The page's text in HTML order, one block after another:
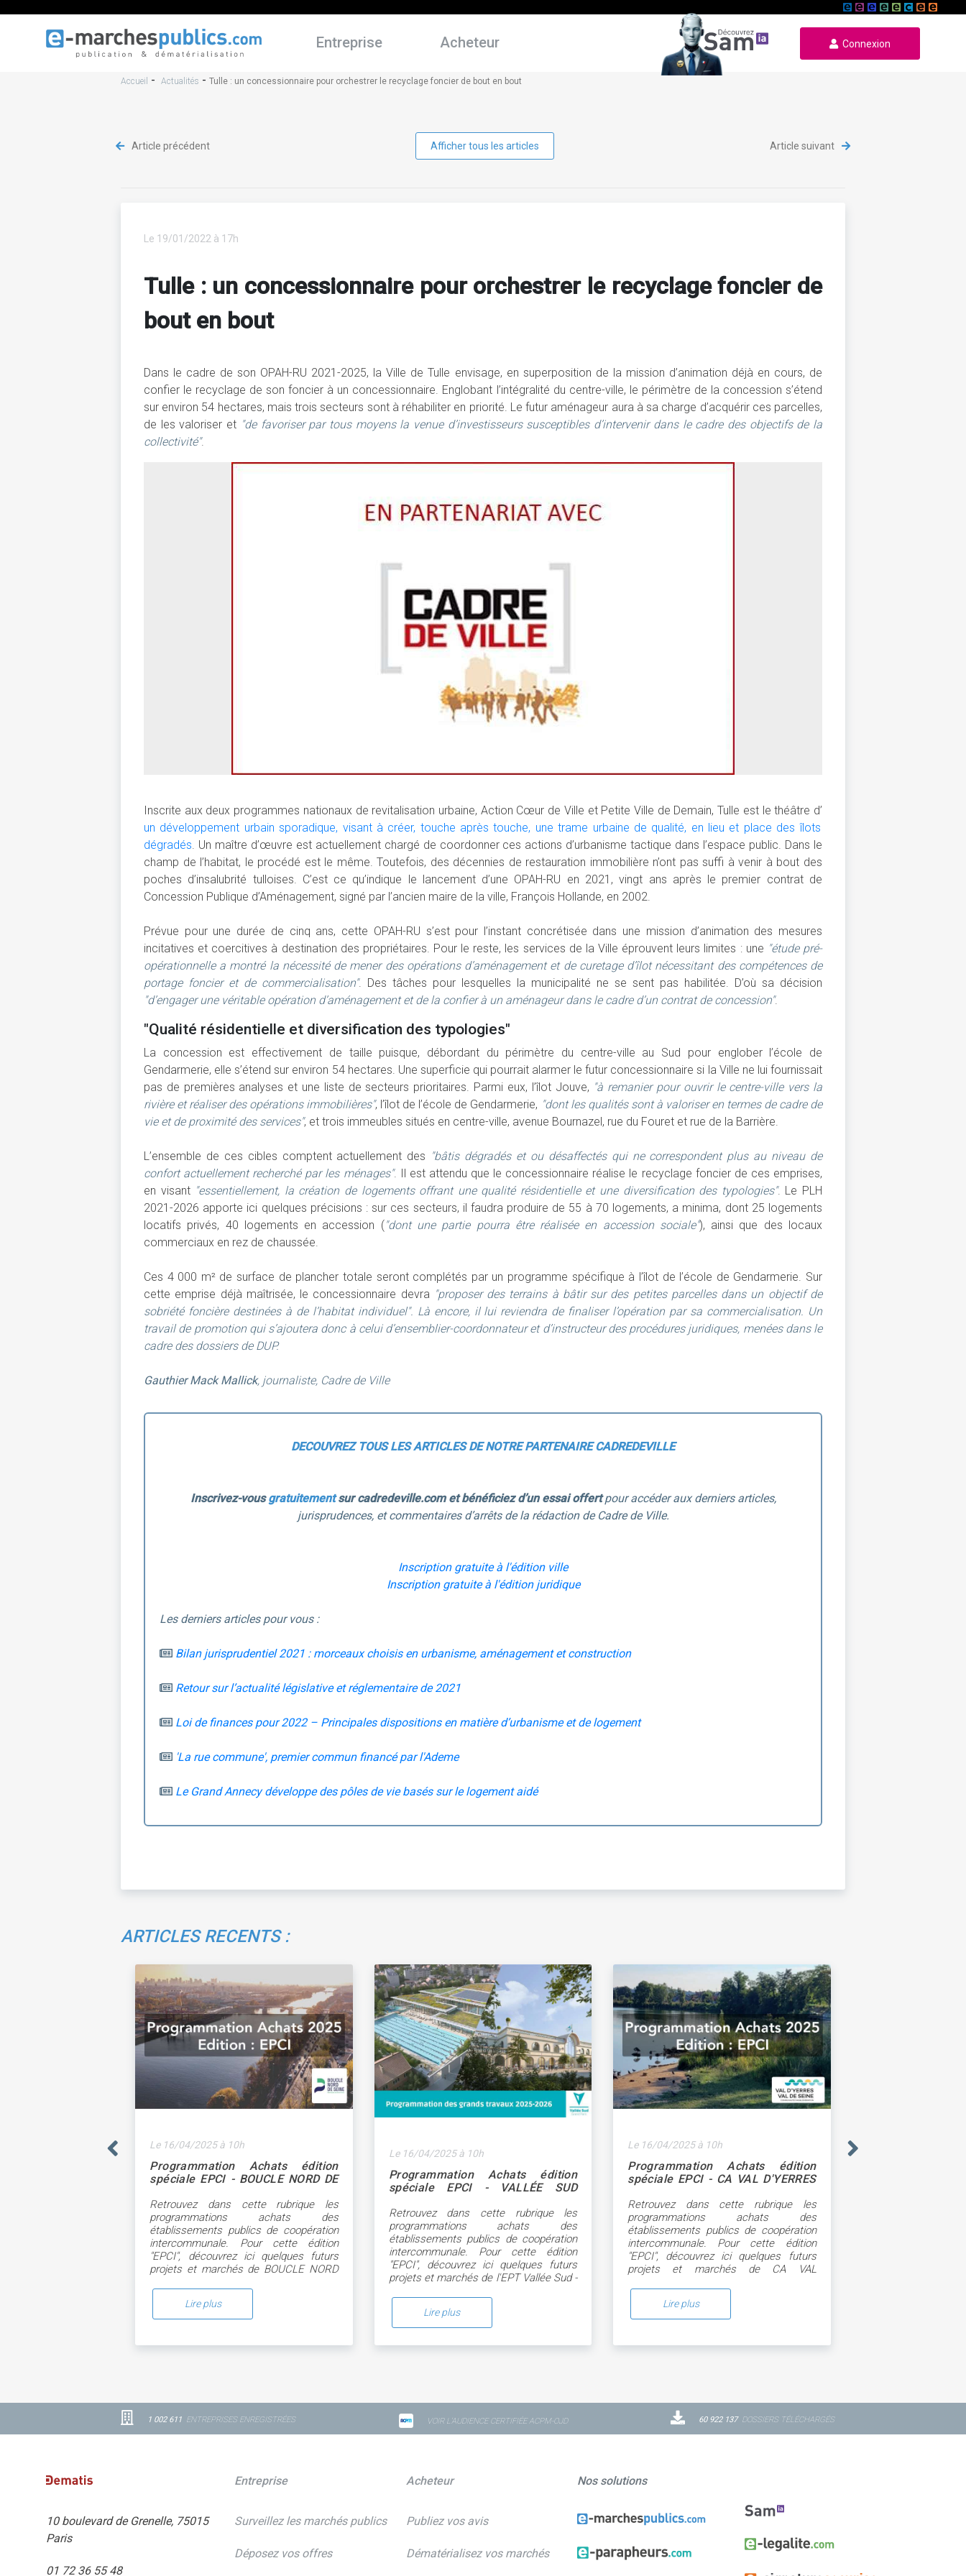
Entreprise Acheteur Connexion
Accueil - Actualités - Tulle : un concessionnaire pour orchestrer le recyclage foncier de bout en bout
Article précédent Afficher tous les articles Article suivant
Le 19/01/2022 à 17h
Tulle : un concessionnaire pour orchestrer le recyclage foncier de
bout en bout
Dans le cadre de son OPAH-RU 2021-2025, la Ville de Tulle envisage, en superposition de la mission d’animation déjà en cours, de
confier le recyclage de son foncier à un concessionnaire. Englobant l’intégralité du centre-ville, le périmètre de la concession s’étend
sur environ 54 hectares, mais trois secteurs sont à réhabiliter en priorité. Le futur aménageur aura à sa charge d’acquérir ces parcelles,
de les valoriser et "de favoriser par tous moyens la venue d’investisseurs susceptibles d’intervenir dans le cadre des objectifs de la
collectivité".
Inscrite aux deux programmes nationaux de revitalisation urbaine, Action Cœur de Ville et Petite Ville de Demain, Tulle est le théâtre d’
un développement urbain sporadique, visant à créer, touche après touche, une trame urbaine de qualité, en lieu et place des îlots
dégradés. Un maître d’œuvre est actuellement chargé de coordonner ces actions d’urbanisme tactique dans l’espace public. Dans le
champ de l’habitat, le procédé est le même. Toutefois, des décennies de restauration immobilière n’ont pas suffi à venir à bout des
poches d’insalubrité tulloises. C’est ce qu’indique le lancement d’une OPAH-RU en 2021, vingt ans après le premier contrat de
Concession Publique d’Aménagement, signé par l’ancien maire de la ville, François Hollande, en 2002.
Prévue pour une durée de cinq ans, cette OPAH-RU s’est pour l’instant concrétisée dans une mission d’animation des mesures
incitatives et coercitives à destination des propriétaires. Pour le reste, les services de la Ville éprouvent leurs limites : une "étude pré-
opérationnelle a montré la nécessité de mener des opérations d’aménagement et de curetage d’îlot nécessitant des compétences de
portage foncier et de commercialisation". Des tâches pour lesquelles la municipalité ne se sent pas habilitée. D’où sa décision
"d’engager une véritable opération d’aménagement et de la confier à un aménageur dans le cadre d’un contrat de concession".
"Qualité résidentielle et diversification des typologies"
La concession est effectivement de taille puisque, débordant du périmètre du centre-ville au Sud pour englober l’école de
Gendarmerie, elle s’étend sur environ 54 hectares. Une superficie qui pourrait alarmer le futur concessionnaire si la Ville ne lui fournissait
pas de premières analyses et une liste de secteurs prioritaires. Parmi eux, l’îlot Jouve, "à remanier pour ouvrir le centre-ville vers la
rivière et réaliser des opérations immobilières", l’îlot de l’école de Gendarmerie, "dont les qualités sont à valoriser en termes de cadre de
vie et de proximité des services", et trois immeubles situés en centre-ville, avenue Bournazel, rue du Fouret et rue de la Barrière.
L’ensemble de ces cibles comptent actuellement des "bâtis dégradés et ou désaffectés qui ne correspondent plus au niveau de
confort actuellement recherché par les ménages". Il est attendu que le concessionnaire réalise le recyclage foncier de ces emprises,
en visant "essentiellement, la création de logements offrant une qualité résidentielle et une diversification des typologies". Le PLH
2021-2026 apporte ici quelques précisions : sur ces secteurs, il faudra produire de 55 à 70 logements, a minima, dont 25 logements
locatifs privés, 40 logements en accession ("dont une partie pourra être réalisée en accession sociale"), ainsi que des locaux
commerciaux en rez de chaussée.
Ces 4 000 m² de surface de plancher totale seront complétés par un programme spécifique à l’îlot de l’école de Gendarmerie. Sur
cette emprise déjà maîtrisée, le concessionnaire devra "proposer des terrains à bâtir sur des petites parcelles dans un objectif de
sobriété foncière destinées à de l’habitat individuel". Là encore, il lui reviendra de finaliser l’opération par sa commercialisation. Un
travail de promotion qui s’ajoutera donc à celui d’ensemblier-coordonnateur et d’instructeur des procédures juridiques, menées dans le
cadre des dossiers de DUP.
Gauthier Mack Mallick, journaliste, Cadre de Ville
DECOUVREZ TOUS LES ARTICLES DE NOTRE PARTENAIRE CADREDEVILLE
Inscrivez-vousgratuitementsur cadredeville.com et bénéficiez d’un essai offertpour accéder aux derniers articles,
jurisprudences, et commentaires d’arrêts de la rédaction de Cadre de Ville.
Inscription gratuite à l'édition ville
Inscription gratuite à l'édition juridique
Les derniers articles pour vous :
Bilan jurisprudentiel 2021 : morceaux choisis en urbanisme, aménagement et construction
Retour sur l’actualité législative et réglementaire de 2021
Loi de finances pour 2022 – Principales dispositions en matière d’urbanisme et de logement
'La rue commune', premier commun financé par l'Ademe
Le Grand Annecy développe des pôles de vie basés sur le logement aidé
ARTICLES RECENTS :
Le 16/04/2025 à 10h
Programmation Achats édition
spéciale EPCI - BOUCLE NORD DE
Retrouvez dans cette rubrique les
programmations achats des
établissements publics de coopération
intercommunale. Pour cette édition
"EPCI", découvrez ici quelques futurs
projets et marchés de BOUCLE NORD
Lire plus
Le 16/04/2025 à 10h
Programmation Achats édition
spéciale EPCI - VALLÉE SUD
Retrouvez dans cette rubrique les
programmations achats des
établissements publics de coopération
intercommunale. Pour cette édition
"EPCI", découvrez ici quelques futurs
projets et marchés de l'EPT Vallée Sud -
Lire plus
Le 16/04/2025 à 10h
Programmation Achats édition
spéciale EPCI - CA VAL D'YERRES
Retrouvez dans cette rubrique les
programmations achats des
établissements publics de coopération
intercommunale. Pour cette édition
"EPCI", découvrez ici quelques futurs
projets et marchés de CA VAL
Lire plus
1 002 611 ENTREPRISES ENREGISTRÉES VOIR L'AUDIENCE CERTIFIÉE ACPM-OJD 60 922 137DOSSIERS TÉLÉCHARGÉS
10 boulevard de Grenelle, 75015
Paris
01 72 36 55 48
Entreprise
Surveillez les marchés publics
Déposez vos offres
Acheteur
Publiez vos avis
Dématérialisez vos marchés
Nos solutions